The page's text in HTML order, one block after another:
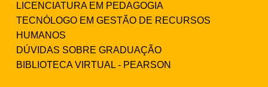
LICENCIATURA EM PEDAGOGIA
TECNÓLOGO EM GESTÃO DE RECURSOS
HUMANOS
DÚVIDAS SOBRE GRADUAÇÃO
BIBLIOTECA VIRTUAL - PEARSON